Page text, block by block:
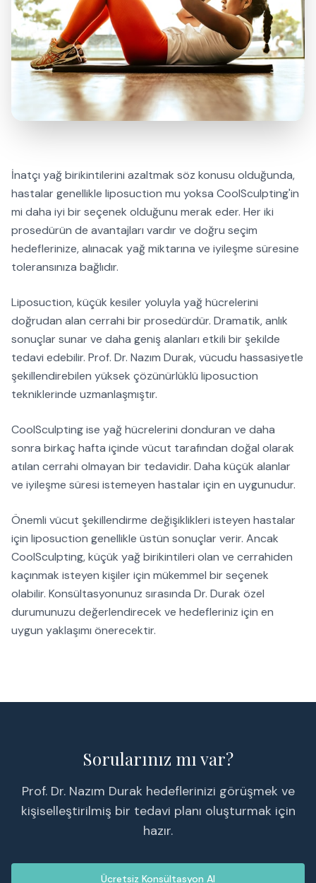
İnatçı yağ birikintilerini azaltmak söz konusu olduğunda,
hastalar genellikle liposuction mu yoksa CoolSculpting'in
mi daha iyi bir seçenek olduğunu merak eder. Her iki
prosedürün de avantajları vardır ve doğru seçim
hedeflerinize, alınacak yağ miktarına ve iyileşme süresine
toleransınıza bağlıdır.
Liposuction, küçük kesiler yoluyla yağ hücrelerini
doğrudan alan cerrahi bir prosedürdür. Dramatik, anlık
sonuçlar sunar ve daha geniş alanları etkili bir şekilde
tedavi edebilir. Prof. Dr. Nazım Durak, vücudu hassasiyetle
şekillendirebilen yüksek çözünürlüklü liposuction
tekniklerinde uzmanlaşmıştır.
CoolSculpting ise yağ hücrelerini donduran ve daha
sonra birkaç hafta içinde vücut tarafından doğal olarak
atılan cerrahi olmayan bir tedavidir. Daha küçük alanlar
ve iyileşme süresi istemeyen hastalar için en uygunudur.
Önemli vücut şekillendirme değişiklikleri isteyen hastalar
için liposuction genellikle üstün sonuçlar verir. Ancak
CoolSculpting, küçük yağ birikintileri olan ve cerrahiden
kaçınmak isteyen kişiler için mükemmel bir seçenek
olabilir. Konsültasyonunuz sırasında Dr. Durak özel
durumunuzu değerlendirecek ve hedefleriniz için en
uygun yaklaşımı önerecektir.
Sorularınız mı var?
Prof. Dr. Nazım Durak hedeflerinizi görüşmek ve
kişiselleştirilmiş bir tedavi planı oluşturmak için
hazır.
Ücretsiz Konsültasyon Al